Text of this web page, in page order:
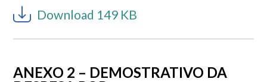
Download 149 KB
ANEXO 2 – DEMOSTRATIVO DA